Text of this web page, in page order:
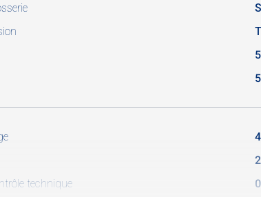
5
5
technique